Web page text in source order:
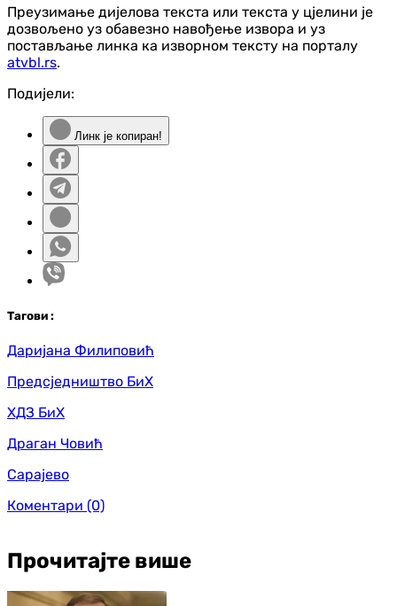
Преузимање дијелова текста или текста у цјелини је
дозвољено уз обавезно навођење извора и уз
постављање линка ка изворном тексту на порталу
atvbl.rs.
Подијели:
Линк је копиран!
Тагови :
Даријана Филиповић
Предсједништво БиХ
ХДЗ БиХ
Драган Човић
Сарајево
Коментари (0)
Прочитајте више